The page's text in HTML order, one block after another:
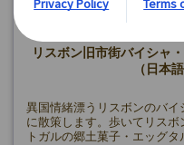
リスボン旧市街バイシャ
（日本
異国情緒漂うリスボンのバ
に散策します。歩いてリス
トガルの郷土菓子・エッグ